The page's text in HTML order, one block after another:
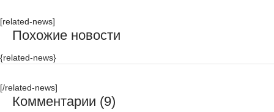
[related-news]
Похожие новости
{related-news}
[/related-news]
Комментарии (9)